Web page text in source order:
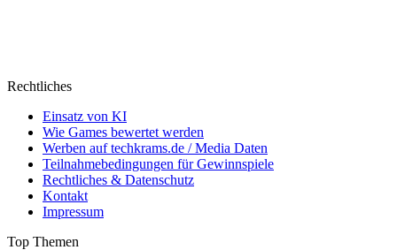
Rechtliches
Einsatz von KI
Wie Games bewertet werden
Werben auf techkrams.de / Media Daten
Teilnahmebedingungen für Gewinnspiele
Rechtliches & Datenschutz
Kontakt
Impressum
Top Themen